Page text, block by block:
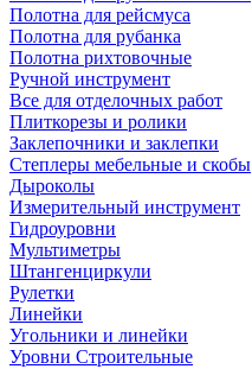
Полотна для рейсмуса
Полотна для рубанка
Полотна рихтовочные
Ручной инструмент
Все для отделочных работ
Плиткорезы и ролики
Заклепочники и заклепки
Степлеры мебельные и скобы
Дыроколы
Измерительный инструмент
Гидроуровни
Мультиметры
Штангенциркули
Рулетки
Линейки
Угольники и линейки
Уровни Строительные